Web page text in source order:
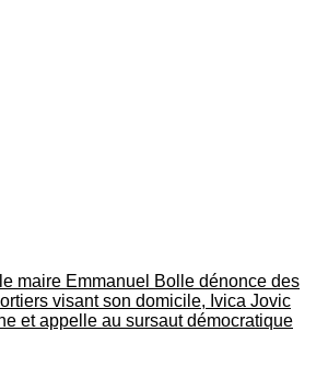
maire Emmanuel Bolle dénonce des
visant son domicile, Ivica Jovic
et appelle au sursaut démocratique